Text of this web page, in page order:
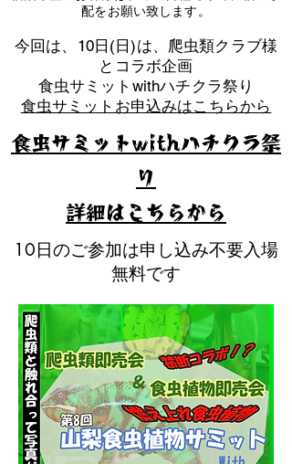
配をお願い致します。
​今回は、10日(日)は、爬虫類クラブ様
とコラボ企画
​食虫サミットwithハチクラ祭り
食虫サミットお申込みはこちらから
10日のご参加は申し込み不要入場
無料です
食虫サミットwithハチクラ祭
り
​詳細はこちらから